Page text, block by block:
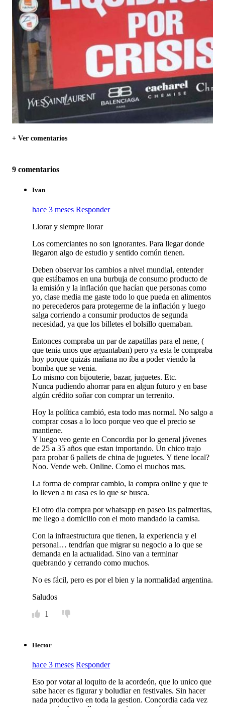
+ Ver comentarios
9 comentarios
Ivan
hace 3 meses Responder
Llorar y siempre llorar
Los comerciantes no son ignorantes. Para llegar donde
llegaron algo de estudio y sentido común tienen.
Deben observar los cambios a nivel mundial, entender
que estábamos en una burbuja de consumo producto de
la emisión y la inflación que hacían que personas como
yo, clase media me gaste todo lo que pueda en alimentos
no perecederos para protegerme de la inflación y luego
salga corriendo a consumir productos de segunda
necesidad, ya que los billetes el bolsillo quemaban.
Entonces compraba un par de zapatillas para el nene, (
que tenia unos que aguantaban) pero ya esta le compraba
hoy porque quizás mañana no iba a poder viendo la
bomba que se venia.
Lo mismo con bijouterie, bazar, juguetes. Etc.
Nunca pudiendo ahorrar para en algun futuro y en base
algún crédito soñar con comprar un terrenito.
Hoy la política cambió, esta todo mas normal. No salgo a
comprar cosas a lo loco porque veo que el precio se
mantiene.
Y luego veo gente en Concordia por lo general jóvenes
de 25 a 35 años que estan importando. Un chico trajo
para probar 6 pallets de china de juguetes. Y tiene local?
Noo. Vende web. Online. Como el muchos mas.
La forma de comprar cambio, la compra online y que te
lo lleven a tu casa es lo que se busca.
El otro dia compra por whatsapp en paseo las palmeritas,
me llego a domicilio con el moto mandado la camisa.
Con la infraestructura que tienen, la experiencia y el
personal… tendrían que migrar su negocio a lo que se
demanda en la actualidad. Sino van a terminar
quebrando y cerrando como muchos.
No es fácil, pero es por el bien y la normalidad argentina.
Saludos
1
Hector
hace 3 meses Responder
Eso por votar al loquito de la acordeón, que lo unico que
sabe hacer es figurar y boludiar en festivales. Sin hacer
nada productivo en toda la gestion. Concordia cada vez